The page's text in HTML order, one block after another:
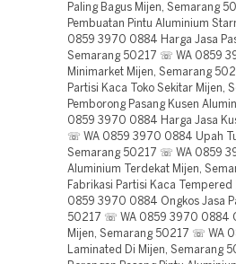
Paling Bagus Mijen, Semarang
Pembuatan Pintu Aluminium
0859 3970 0884 Harga Jasa
Semarang 50217 ☏ WA 0859
Minimarket Mijen, Semarang
Partisi Kaca Toko Sekitar
Pemborong Pasang Kusen
0859 3970 0884 Harga Jasa
☏ WA 0859 3970 0884 Upah
Semarang 50217 ☏ WA 0859
Aluminium Terdekat Mijen,
Fabrikasi Partisi Kaca
0859 3970 0884 Ongkos Jasa
50217 ☏ WA 0859 3970 0884
Mijen, Semarang 50217 ☏ WA
Laminated Di Mijen,